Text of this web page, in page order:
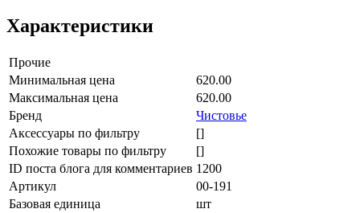
Характеристики
Прочие
Минимальная цена
620.00
Максимальная цена
620.00
Бренд
Чистовье
Аксессуары по фильтру
[]
Похожие товары по фильтру
[]
ID поста блога для комментариев 1200
Артикул
00-191
Базовая единица
шт